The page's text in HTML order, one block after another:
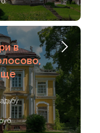
в